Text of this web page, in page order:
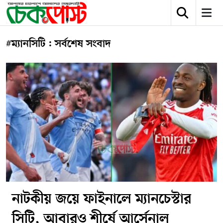
#ম্যানসিটি : সর্বশেষ সংবাদ
নাটকীয় জয়ে ফাইনালে ম্যানচেস্টার
সিটি, আবারও শীর্ষে আর্সেনাল